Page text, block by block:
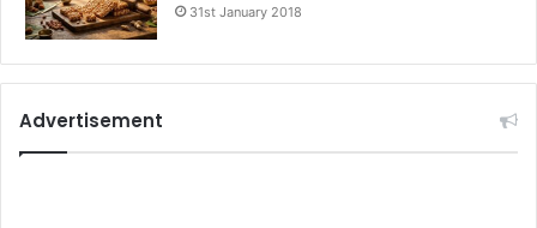
31st January 2018
Advertisement